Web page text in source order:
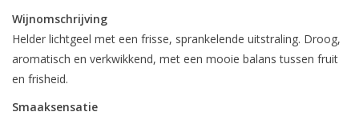
Wijnomschrijving
Helder lichtgeel met een frisse, sprankelende uitstraling. Droog,
aromatisch en verkwikkend, met een mooie balans tussen fruit
en frisheid.
Smaaksensatie